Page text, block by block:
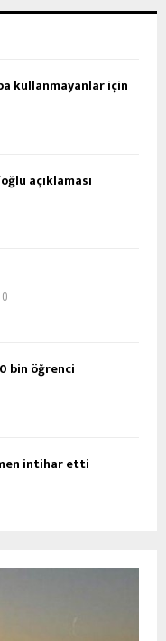
kullanmayanlar için
açıklaması
0
bin öğrenci
intihar etti